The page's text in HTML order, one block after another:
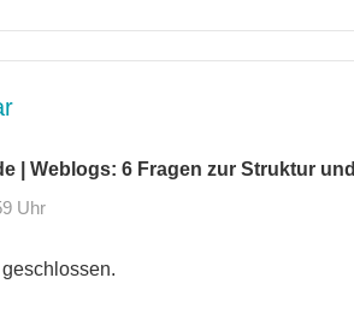
| Weblogs: 6 Fragen zur Struktur
Uhr